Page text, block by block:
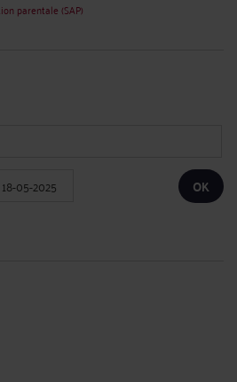
parentale (SAP)